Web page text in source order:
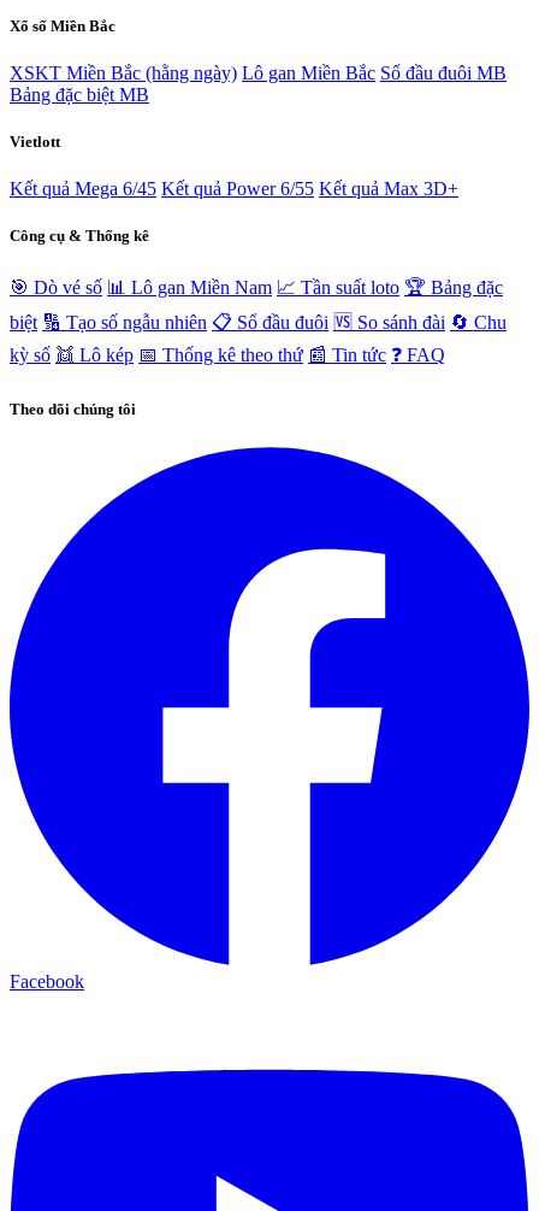
Xổ số Miền Bắc
XSKT Miền Bắc (hằng ngày) Lô gan Miền Bắc Sổ đầu đuôi MB
Bảng đặc biệt MB
Vietlott
Kết quả Mega 6/45 Kết quả Power 6/55 Kết quả Max 3D+
Công cụ & Thống kê
🎯 Dò vé số 📊 Lô gan Miền Nam 📈 Tần suất loto 🏆 Bảng đặc
biệt 🔢 Tạo số ngẫu nhiên 📋 Sổ đầu đuôi 🆚 So sánh đài 🔄 Chu
kỳ số 👯 Lô kép 📅 Thống kê theo thứ 📰 Tin tức ❓ FAQ
Theo dõi chúng tôi
Facebook